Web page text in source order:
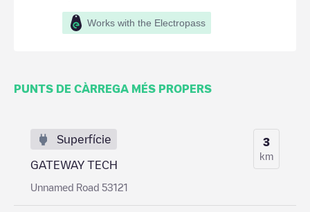
Works with the Electropass
PUNTS DE CÀRREGA MÉS PROPERS
Superfície
GATEWAY TECH
Unnamed Road 53121
3
km